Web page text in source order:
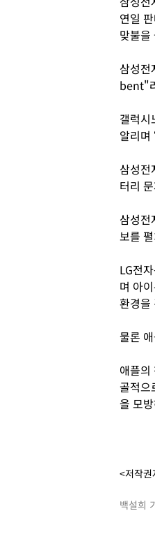
연일
맞불을
삼성
bent"
갤럭시
알리며
삼성전
터리
삼성전
보를
LG전
며 아
환경을
물론
애플의
골적으
을 모
<저작
백설희